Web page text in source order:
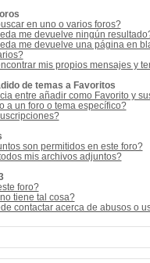
en uno o varios foros?
me devuelve ningún
me devuelve una página en
mis propios mensajes y
de temas a Favoritos
entre añadir como Favorito y
a un foro o tema específico?
son permitidos en este foro?
mis archivos adjuntos?
foro?
tiene tal cosa?
contactar acerca de abusos o